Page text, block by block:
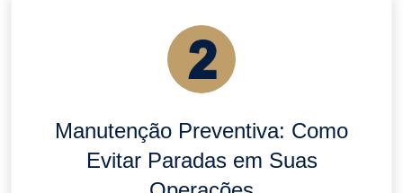
Manutenção Preventiva: Como
Evitar Paradas em Suas